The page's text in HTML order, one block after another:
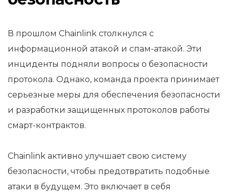
В прошлом Chainlink столкнулся с
информационной атакой и спам-атакой. Эти
инциденты подняли вопросы о безопасности
протокола. Однако, команда проекта принимает
серьезные меры для обеспечения безопасности
и разработки защищенных протоколов работы
смарт-контрактов.
Chainlink активно улучшает свою систему
безопасности, чтобы предотвратить подобные
атаки в будущем. Это включает в себя